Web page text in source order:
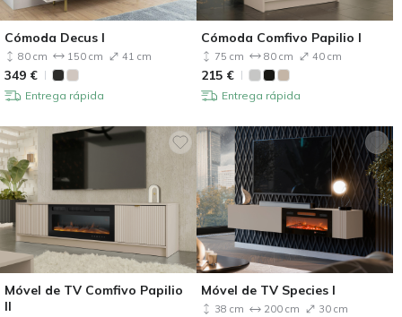
Cómoda Decus I
80 cm 150 cm 41 cm
349 €
Entrega rápida
Cómoda Comfivo Papilio I
75 cm 80 cm 40 cm
215 €
Entrega rápida
Móvel de TV Comfivo Papilio
II
Móvel de TV Species I
38 cm 200 cm 30 cm